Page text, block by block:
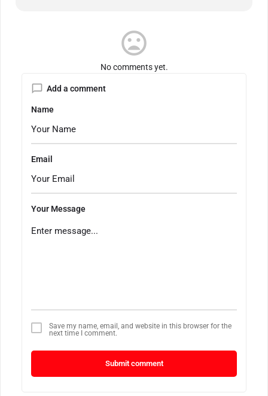
mood_bad
No comments yet.
Add a comment
Name
Email
Your Message
Save my name, email, and website in this browser for the
next time I comment.
Submit comment